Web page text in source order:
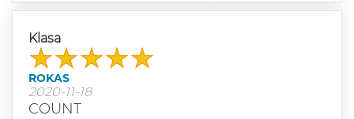
Klasa
ROKAS
2020-11-18
COUNT